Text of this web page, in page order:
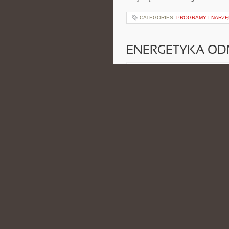
CATEGORIES: PROGRAMY I
ENERGETYKA